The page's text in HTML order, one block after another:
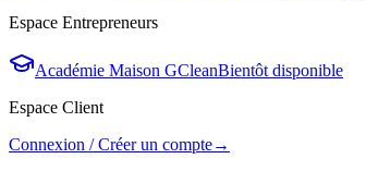
Espace Entrepreneurs
Académie Maison GCleanBientôt disponible
Espace Client
Connexion / Créer un compte→